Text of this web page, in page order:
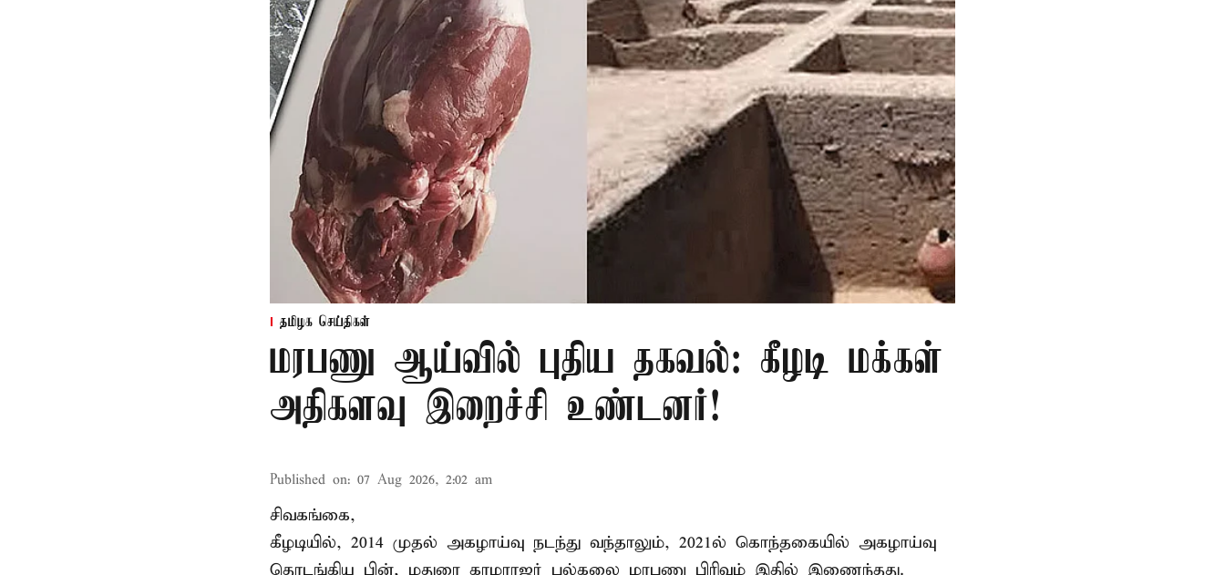
தமிழக செய்திகள்
மரபணு ஆய்வில் புதிய தகவல்: கீழடி மக்கள்
அதிகளவு இறைச்சி உண்டனர்!
Published on: 07 Aug 2026, 2:02 am
சிவகங்கை,
கீழடியில், 2014 முதல் அகழாய்வு நடந்து வந்தாலும், 2021ல் கொந்தகையில் அகழாய்வு
தொடங்கிய பின், மதுரை காமராஜர் பல்கலை மரபணு பிரிவும் இதில் இணைந்தது.